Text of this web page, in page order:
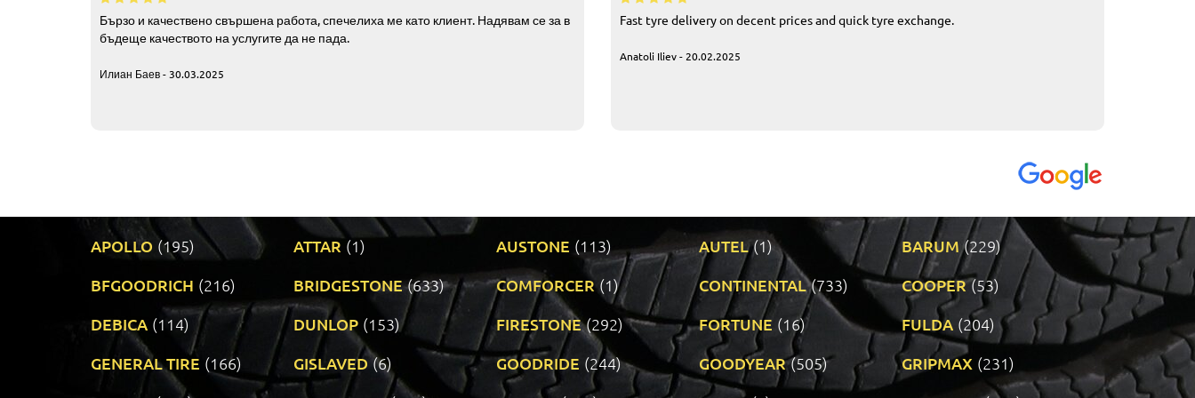
Бързо и качествено свършена работа, спечелиха ме като клиент. Надявам се за в
бъдеще качеството на услугите да не пада.
Илиан Баев - 30.03.2025
Fast tyre delivery on decent prices and quick tyre exchange.
Anatoli Iliev - 20.02.2025
APOLLO (195) ATTAR (1) AUSTONE (113) AUTEL (1) BARUM (229)
BFGOODRICH (216) BRIDGESTONE (633) COMFORCER (1) CONTINENTAL (733) COOPER (53)
DEBICA (114) DUNLOP (153) FIRESTONE (292) FORTUNE (16) FULDA (204)
GENERAL TIRE (166) GISLAVED (6) GOODRIDE (244) GOODYEAR (505) GRIPMAX (231)